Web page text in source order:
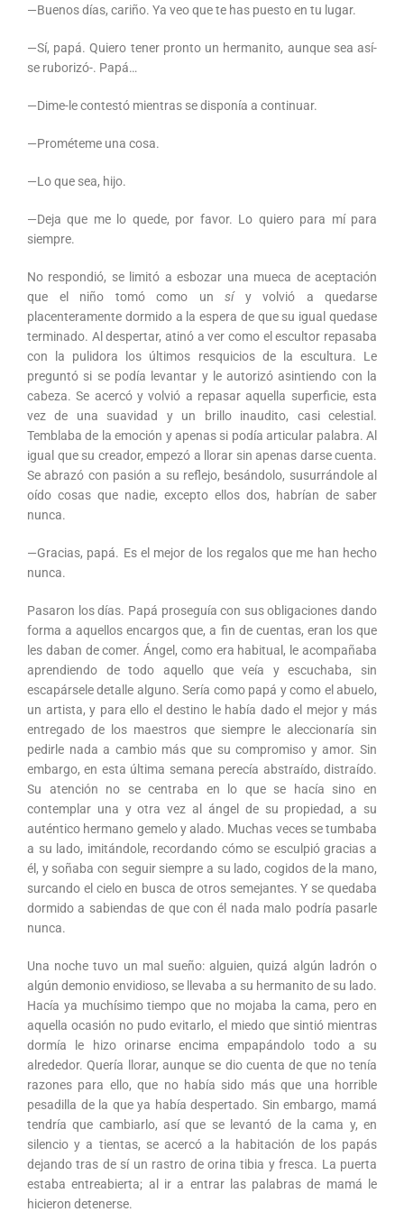
—Buenos días, cariño. Ya veo que te has puesto en tu lugar.
—Sí, papá. Quiero tener pronto un hermanito, aunque sea así-
se ruborizó-. Papá…
—Dime-le contestó mientras se disponía a continuar.
—Prométeme una cosa.
—Lo que sea, hijo.
—Deja que me lo quede, por favor. Lo quiero para mí para
siempre.
No respondió, se limitó a esbozar una mueca de aceptación
que el niño tomó como un síy volvió a quedarse
placenteramente dormido a la espera de que su igual quedase
terminado. Al despertar, atinó a ver como el escultor repasaba
con la pulidora los últimos resquicios de la escultura. Le
preguntó si se podía levantar y le autorizó asintiendo con la
cabeza. Se acercó y volvió a repasar aquella superficie, esta
vez de una suavidad y un brillo inaudito, casi celestial.
Temblaba de la emoción y apenas si podía articular palabra. Al
igual que su creador, empezó a llorar sin apenas darse cuenta.
Se abrazó con pasión a su reflejo, besándolo, susurrándole al
oído cosas que nadie, excepto ellos dos, habrían de saber
nunca.
—Gracias, papá. Es el mejor de los regalos que me han hecho
nunca.
Pasaron los días. Papá proseguía con sus obligaciones dando
forma a aquellos encargos que, a fin de cuentas, eran los que
les daban de comer. Ángel, como era habitual, le acompañaba
aprendiendo de todo aquello que veía y escuchaba, sin
escapársele detalle alguno. Sería como papá y como el abuelo,
un artista, y para ello el destino le había dado el mejor y más
entregado de los maestros que siempre le aleccionaría sin
pedirle nada a cambio más que su compromiso y amor. Sin
embargo, en esta última semana perecía abstraído, distraído.
Su atención no se centraba en lo que se hacía sino en
contemplar una y otra vez al ángel de su propiedad, a su
auténtico hermano gemelo y alado. Muchas veces se tumbaba
a su lado, imitándole, recordando cómo se esculpió gracias a
él, y soñaba con seguir siempre a su lado, cogidos de la mano,
surcando el cielo en busca de otros semejantes. Y se quedaba
dormido a sabiendas de que con él nada malo podría pasarle
nunca.
Una noche tuvo un mal sueño: alguien, quizá algún ladrón o
algún demonio envidioso, se llevaba a su hermanito de su lado.
Hacía ya muchísimo tiempo que no mojaba la cama, pero en
aquella ocasión no pudo evitarlo, el miedo que sintió mientras
dormía le hizo orinarse encima empapándolo todo a su
alrededor. Quería llorar, aunque se dio cuenta de que no tenía
razones para ello, que no había sido más que una horrible
pesadilla de la que ya había despertado. Sin embargo, mamá
tendría que cambiarlo, así que se levantó de la cama y, en
silencio y a tientas, se acercó a la habitación de los papás
dejando tras de sí un rastro de orina tibia y fresca. La puerta
estaba entreabierta; al ir a entrar las palabras de mamá le
hicieron detenerse.